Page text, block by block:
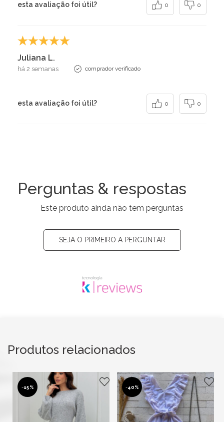
esta avaliação foi útil? 0 0
Juliana L.
há 2 semanas comprador verificado
esta avaliação foi útil? 0 0
Perguntas & respostas
Este produto ainda não tem perguntas
SEJA O PRIMEIRO A PERGUNTAR
Produtos relacionados
-15% -40%